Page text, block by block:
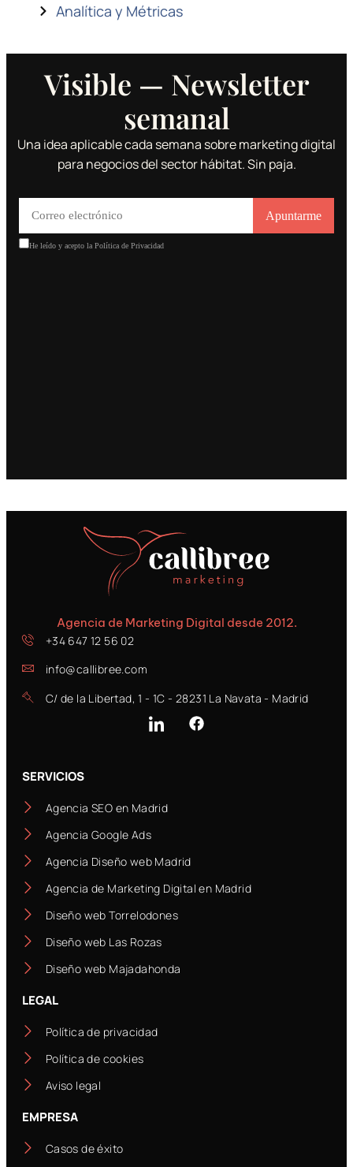
Analítica y Métricas
Visible — Newsletter
semanal
Una idea aplicable cada semana sobre marketing digital
para negocios del sector hábitat. Sin paja.
Agencia de Marketing Digital desde 2012.
+34 647 12 56 02
info@callibree.com
C/ de la Libertad, 1 - 1C - 28231 La Navata - Madrid
SERVICIOS
Agencia SEO en Madrid
Agencia Google Ads
Agencia Diseño web Madrid
Agencia de Marketing Digital en Madrid
Diseño web Torrelodones
Diseño web Las Rozas
Diseño web Majadahonda
LEGAL
Política de privacidad
Política de cookies
Aviso legal
EMPRESA
Casos de éxito